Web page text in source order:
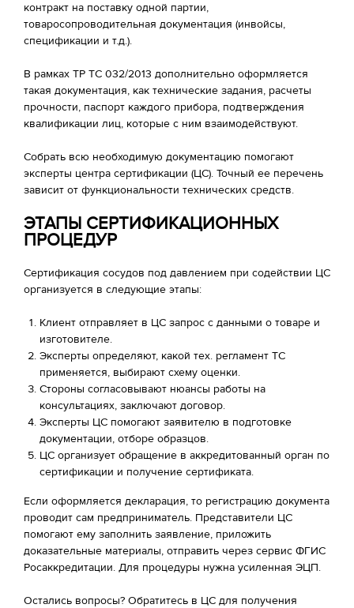
контракт на поставку одной партии,
товаросопроводительная документация (инвойсы,
спецификации и т.д.).
В рамках ТР ТС 032/2013 дополнительно оформляется
такая документация, как технические задания, расчеты
прочности, паспорт каждого прибора, подтверждения
квалификации лиц, которые с ним взаимодействуют.
Собрать всю необходимую документацию помогают
эксперты центра сертификации (ЦС). Точный ее перечень
зависит от функциональности технических средств.
ЭТАПЫ СЕРТИФИКАЦИОННЫХ
ПРОЦЕДУР
Сертификация сосудов под давлением при содействии ЦС
организуется в следующие этапы:
Клиент отправляет в ЦС запрос с данными о товаре и
изготовителе.
Эксперты определяют, какой тех. регламент ТС
применяется, выбирают схему оценки.
Стороны согласовывают нюансы работы на
консультациях, заключают договор.
Эксперты ЦС помогают заявителю в подготовке
документации, отборе образцов.
ЦС организует обращение в аккредитованный орган по
сертификации и получение сертификата.
Если оформляется декларация, то регистрацию документа
проводит сам предприниматель. Представители ЦС
помогают ему заполнить заявление, приложить
доказательные материалы, отправить через сервис ФГИС
Росаккредитации. Для процедуры нужна усиленная ЭЦП.
Остались вопросы? Обратитесь в ЦС для получения